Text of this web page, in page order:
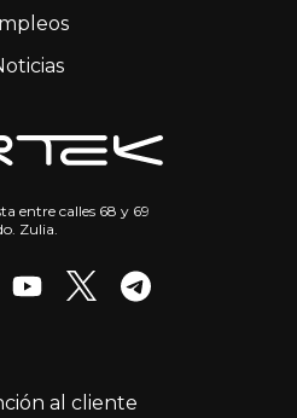
entre calles 68 y 69
Zulia.
al cliente